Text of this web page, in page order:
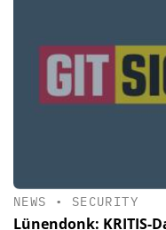
NEWS • SECURITY
Lünendonk: KRITIS-